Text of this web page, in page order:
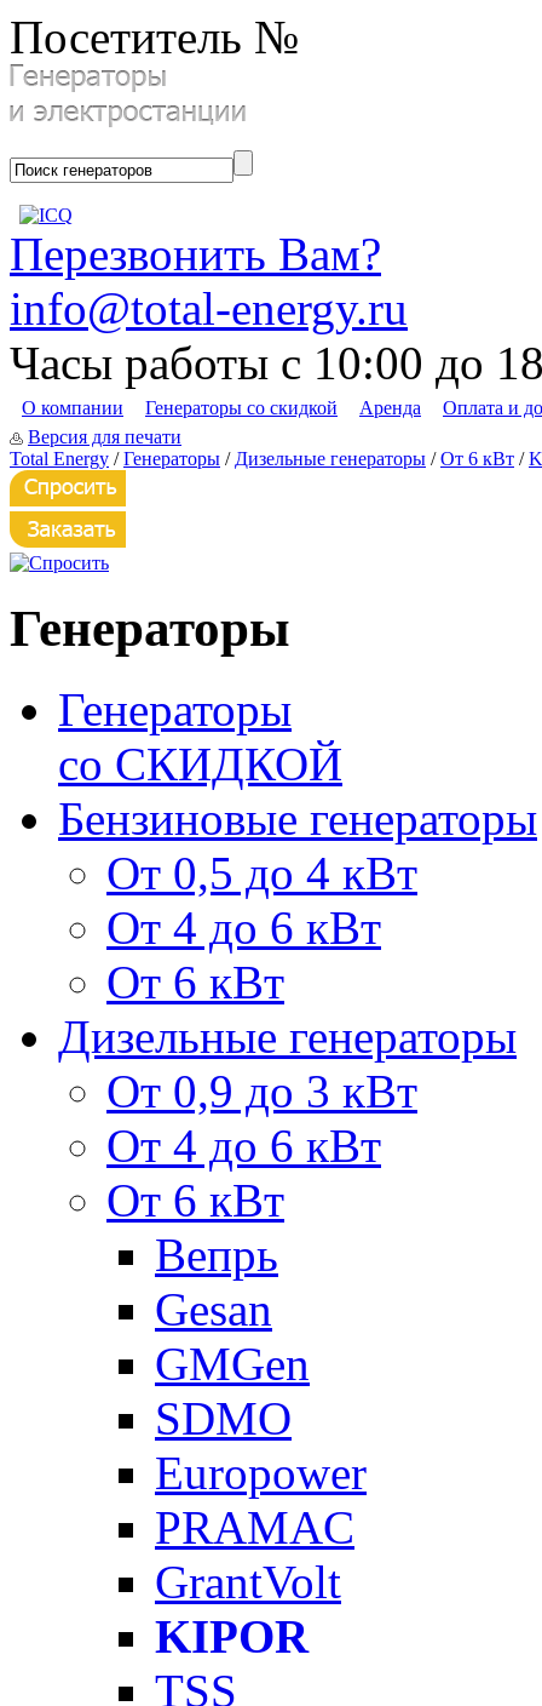
Посетитель №
Перезвонить Вам?
info@total-energy.ru
Часы работы с 10:00 до
О компании Генераторы со скидкой Аренда
Оплата и
Версия для печати
Total Energy /Генераторы / Дизельные генераторы /От 6 кВт /
Генераторы
Генераторы
со СКИДКОЙ
Бензиновые генераторы
От 0,5 до 4 кВт
От 4 до 6 кВт
От 6 кВт
Дизельные генераторы
От 0,9 до 3 кВт
От 4 до 6 кВт
От 6 кВт
Вепрь
Gesan
GMGen
SDMO
Europower
PRAMAC
GrantVolt
KIPOR
TSS